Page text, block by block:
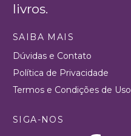
livros.
SAIBA MAIS
Dúvidas e Contato
Política de Privacidade
Termos e Condições de Uso
SIGA-NOS